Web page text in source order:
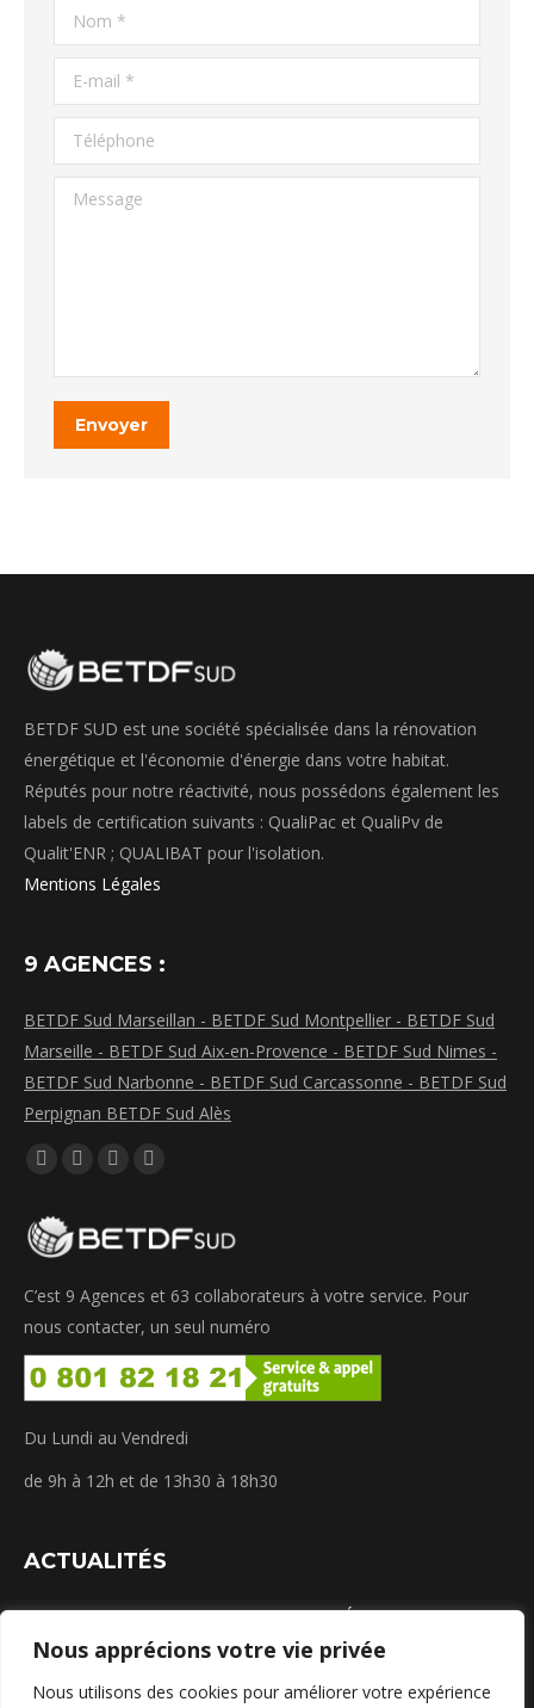
Nous apprécions votre vie privée
Nous utilisons des cookies pour améliorer votre expérience
Nom *
E-mail *
Téléphone
Message
Envoyer
BETDF SUD est une société spécialisée dans la rénovation
énergétique et l'économie d'énergie dans votre habitat.
Réputés pour notre réactivité, nous possédons également les
labels de certification suivants : QualiPac et QualiPv de
Qualit'ENR ; QUALIBAT pour l'isolation.
Mentions Légales
9 AGENCES :
BETDF Sud Marseillan - BETDF Sud Montpellier - BETDF Sud
Marseille - BETDF Sud Aix-en-Provence - BETDF Sud Nimes -
BETDF Sud Narbonne - BETDF Sud Carcassonne - BETDF Sud
Perpignan BETDF Sud Alès
Trouvez nous sur :
La
Facebook
s'ouvre
dans
une
nouvelle
fenêtre
La
LinkedIn
dans
une
nouvelle
fenêtre
La
Instagram
dans
une
nouvelle
fenêtre
La
WhatsApp
dans
une
nouvelle
fenêtre
C’est 9 Agences et 63 collaborateurs à votre service. Pour
nous contacter, un seul numéro
Du Lundi au Vendredi
de 9h à 12h et de 13h30 à 18h30
ACTUALITÉS
GUIDE PRATIQUE : Solaire & Rénovation Énergétique
juillet 22, 2026
Canicule dans le Sud : Comment climatiser sa maison